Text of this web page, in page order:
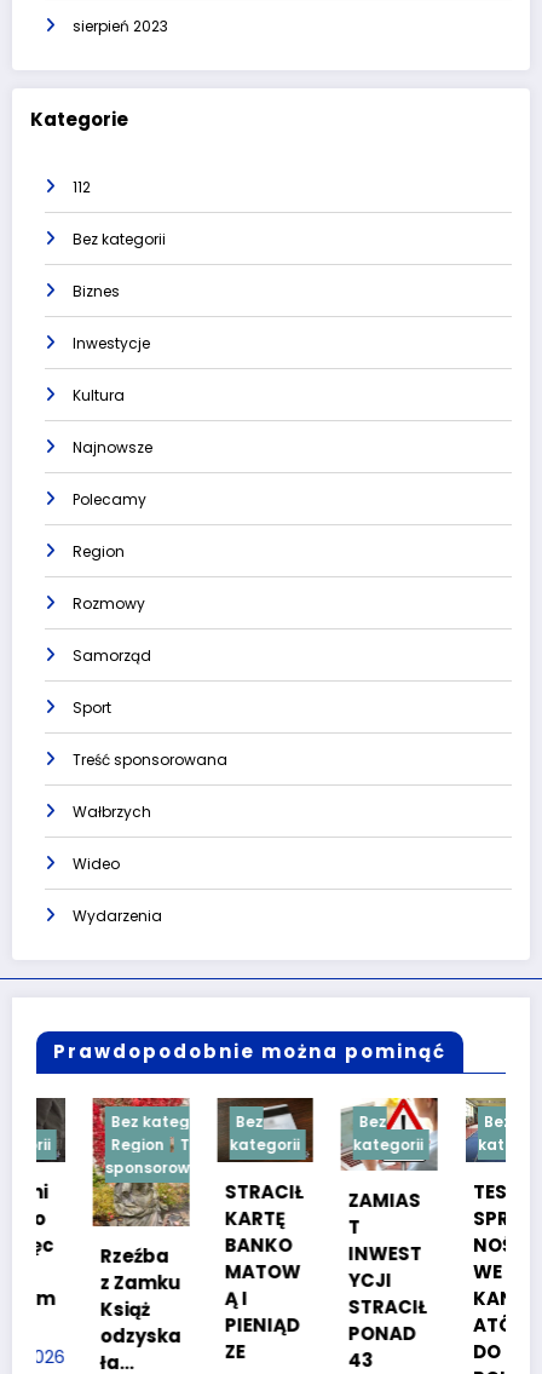
sierpień 2023
Kategorie
112
Bez kategorii
Biznes
Inwestycje
Kultura
Najnowsze
Polecamy
Region
Rozmowy
Samorząd
Sport
Treść sponsorowana
Wałbrzych
Wideo
Wydarzenia
Prawdopodobnie można pominąć
Bez kategorii
Region
Treść
sponsorowana
Rzeźba
z Zamku
Książ
odzyska
ła…
Bez
kategorii
STRACIŁ
KARTĘ
BANKO
MATOW
PIENIĄD
Bez
kategorii
ZAMIAS
INWEST
YCJI
STRACIŁ
PONAD
Bez
kategorii
TESTY
SPRAW
NOŚCIO
WE DLA
KANDYD
ATÓW